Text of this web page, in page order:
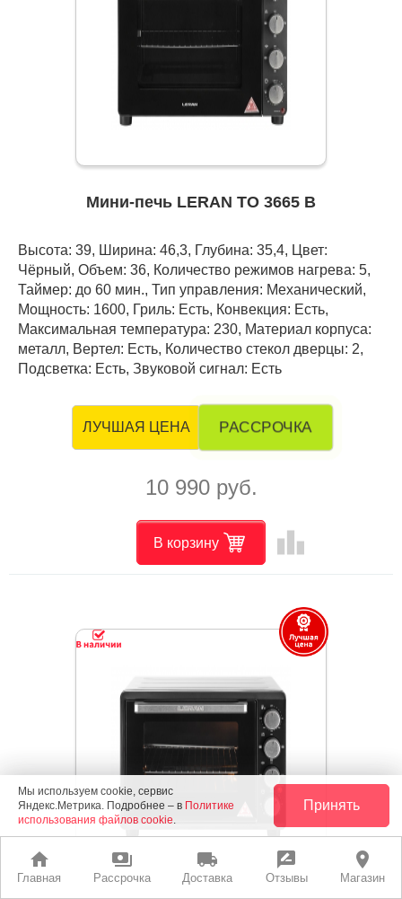
home
Главная
payments
Рассрочка
local_shipping
Доставка
rate_review
Отзывы
place
Магазин
Мини-печь LERAN TO 3665 B
Высота: 39, Ширина: 46,3, Глубина: 35,4, Цвет:
Чёрный, Объем: 36, Количество режимов нагрева: 5,
Таймер: до 60 мин., Тип управления: Механический,
Мощность: 1600, Гриль: Есть, Конвекция: Есть,
Максимальная температура: 230, Материал корпуса:
металл, Вертел: Есть, Количество стекол дверцы: 2,
Подсветка: Есть, Звуковой сигнал: Есть
ЛУЧШАЯ ЦЕНА РАССРОЧКА
10 990 руб.
В корзину leaderboard
Мы используем cookie, сервис
Яндекс.Метрика. Подробнее – в Политике
использования файлов cookie.
Принять